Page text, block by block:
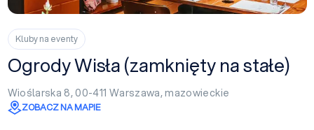
Kluby na eventy
Ogrody Wisła (zamknięty na stałe)
Wioślarska 8, 00-411 Warszawa,mazowieckie
ZOBACZ NA MAPIE